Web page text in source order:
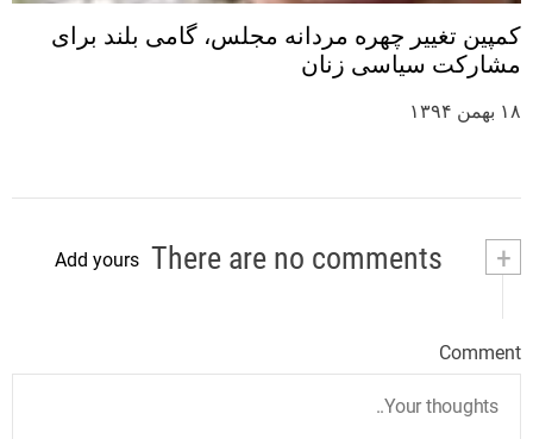
کمپین تغییر چهره مردانه مجلس، گامی بلند برای
مشارکت سیاسی زنان
۱۸ بهمن ۱۳۹۴
+
Add yours
Comment